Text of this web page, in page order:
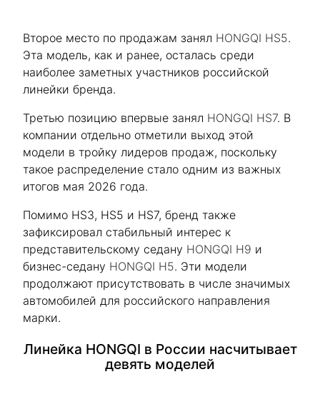
Второе место по продажам занял HONGQI HS5.
Эта модель, как и ранее, осталась среди
наиболее заметных участников российской
линейки бренда.
Третью позицию впервые занял HONGQI HS7. В
компании отдельно отметили выход этой
модели в тройку лидеров продаж, поскольку
такое распределение стало одним из важных
итогов мая 2026 года.
Помимо HS3, HS5 и HS7, бренд также
зафиксировал стабильный интерес к
представительскому седану HONGQI H9 и
бизнес-седану HONGQI H5. Эти модели
продолжают присутствовать в числе значимых
автомобилей для российского направления
марки.
Линейка HONGQI в России насчитывает
девять моделей